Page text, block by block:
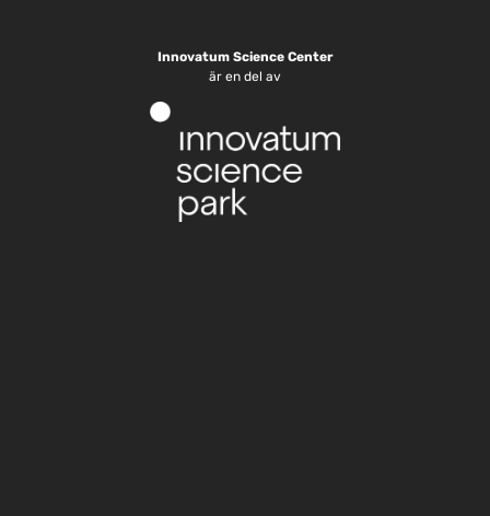
Innovatum Science Center
är en del av